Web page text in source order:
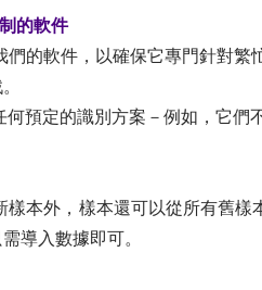
的軟件
的軟件，以確保它專門針對
預定的識別方案－例如，它們
樣本外，樣本還可以從所有舊樣
導入數據即可。